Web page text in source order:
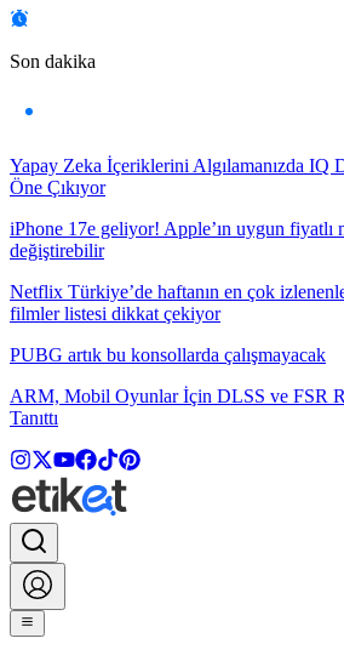
Son dakika
Yapay Zeka İçeriklerini Algılamanızda IQ
Öne Çıkıyor
iPhone 17e geliyor! Apple’ın uygun fiyatlı
değiştirebilir
Netflix Türkiye’de haftanın en çok
filmler listesi dikkat çekiyor
PUBG artık bu konsollarda çalışmayacak
ARM, Mobil Oyunlar İçin DLSS ve FSR
Tanıttı